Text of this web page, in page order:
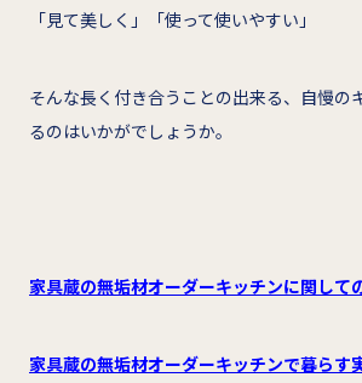
「見て美しく」「使って使いやすい」
そんな長く付き合うことの出来る、自慢の
るのはいかがでしょうか。
家具蔵の無垢材オーダーキッチンに関して
家具蔵の無垢材オーダーキッチンで暮らす